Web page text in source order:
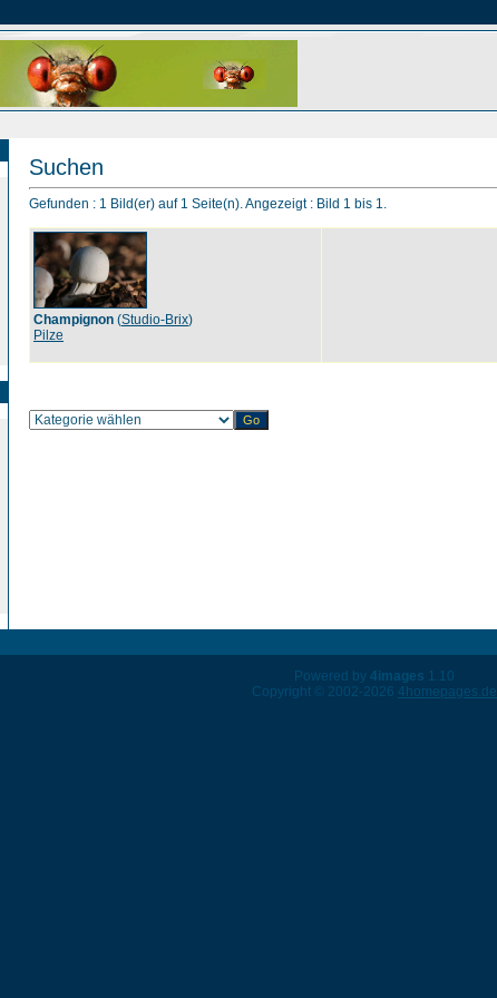
Suchen
Gefunden : 1 Bild(er) auf 1 Seite(n). Angezeigt : Bild 1 bis 1.
Champignon (Studio-Brix)
Pilze
Powered by 4images 1.10
Copyright © 2002-2026 4homepages.de